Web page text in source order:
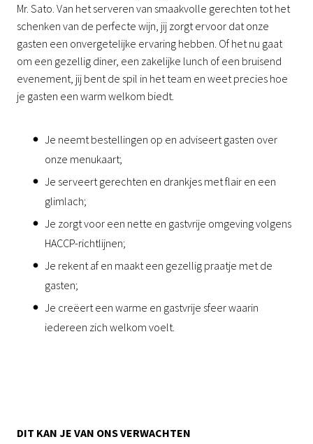
Mr. Sato. Van het serveren van smaakvolle gerechten tot het
schenken van de perfecte wijn, jij zorgt ervoor dat onze
gasten een onvergetelijke ervaring hebben. Of het nu gaat
om een gezellig diner, een zakelijke lunch of een bruisend
evenement, jij bent de spil in het team en weet precies hoe
je gasten een warm welkom biedt.
Je neemt bestellingen op en adviseert gasten over
onze menukaart;
Je serveert gerechten en drankjes met flair en een
glimlach;
Je zorgt voor een nette en gastvrije omgeving volgens
HACCP-richtlijnen;
Je rekent af en maakt een gezellig praatje met de
gasten;
Je creëert een warme en gastvrije sfeer waarin
iedereen zich welkom voelt.
DIT KAN JE VAN ONS VERWACHTEN